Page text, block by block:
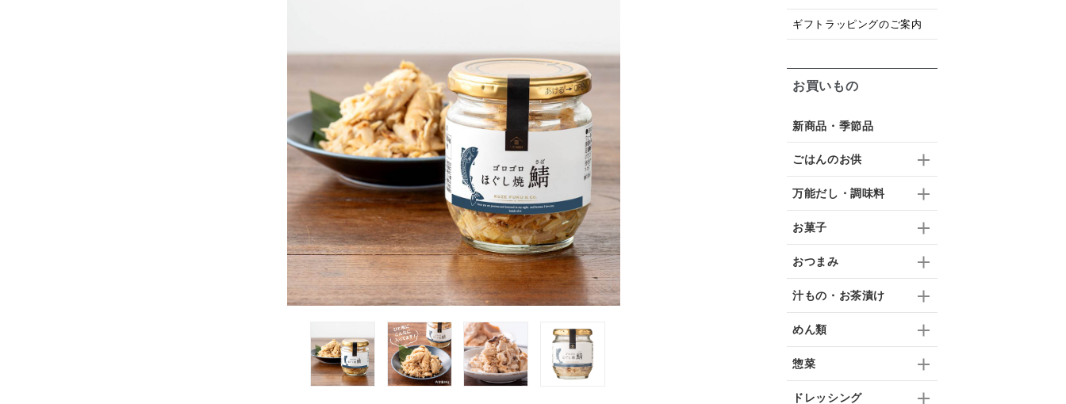
ギフトラッピングのご案内
お買いもの
新商品・季節品
ごはんのお供
万能だし・調味料
お菓子
おつまみ
汁もの・お茶漬け
めん類
惣菜
ドレッシング